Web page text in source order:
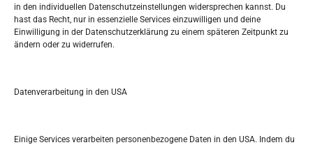
in den individuellen Datenschutzeinstellungen widersprechen kannst. Du
hast das Recht, nur in essenzielle Services einzuwilligen und deine
Einwilligung in der Datenschutzerklärung zu einem späteren Zeitpunkt zu
ändern oder zu widerrufen.
Datenverarbeitung in den USA
Einige Services verarbeiten personenbezogene Daten in den USA. Indem du
Pretražite stranicu:
S
APRIL 2023